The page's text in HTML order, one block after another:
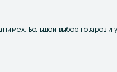
Большой выбор товаров